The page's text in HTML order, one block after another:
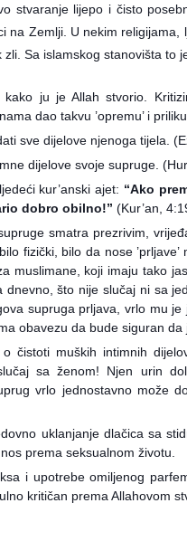
stvaranje lijepo i čisto
na Zemlji. U nekim
Sa islamskog stanovišta to
ju je Allah stvorio.
dao takvu ’opremu’ i
sve dijelove njenoga tijela.
dijelove svoje supruge.
kur’anski ajet: “Ako
dobro obilno!” (Kur’an,
smatra prezrivim,
fizički, bilo da nose
muslimane, koji imaju tako
što nije slučaj ni sa
supruga prljava, vrlo mu
obavezu da bude siguran da
čistoti muških intimnih
sa ženom! Njen urin
vrlo jednostavno može
uklanjanje dlačica sa
prema seksualnom životu.
i upotrebe omiljenog
kritičan prema Allahovom